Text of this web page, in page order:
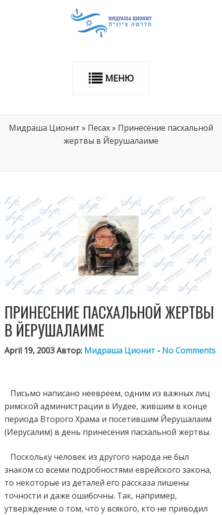
МЕНЮ
Мидраша Ционит » Песах» Принесение пасхальной
жертвы в Йерушалаиме
ПРИНЕСЕНИЕ ПАСХАЛЬНОЙ ЖЕРТВЫ
В ЙЕРУШАЛАИМЕ
April 19, 2003 Автор: Мидраша Ционит - No Comments
Письмо написано неевреем, одним из важных лиц
римской администрации в Иудее, жившим в конце
периода Второго Храма и посетившим Йерушалаим
(Иерусалим) в день принесения пасхальной жертвы.
Поскольку человек из другого народа не был
знаком со всеми подробностями еврейского закона,
то некоторые из деталей его рассказа лишены
точности и даже ошибочны. Так, например,
утверждение о том, что у всякого, кто не приводил